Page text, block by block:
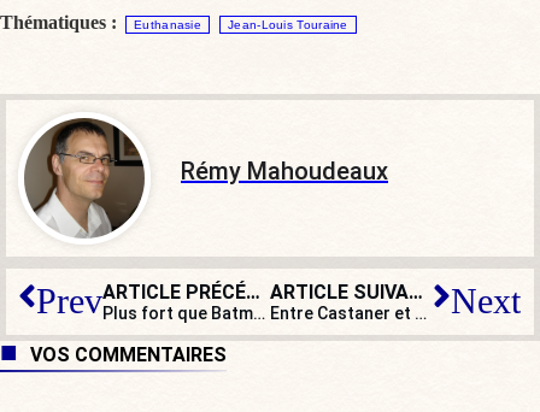
Thématiques : Euthanasie Jean-Louis Touraine
Rémy Mahoudeaux
Prev ARTICLE PRÉCÉDENT
Plus fort que Batman, l’homme en noir, le Joker est-il un gilet jaune ?
ARTICLE SUIVANT
Entre Castaner et Zemmour, les Français ont choisi Next
VOS COMMENTAIRES